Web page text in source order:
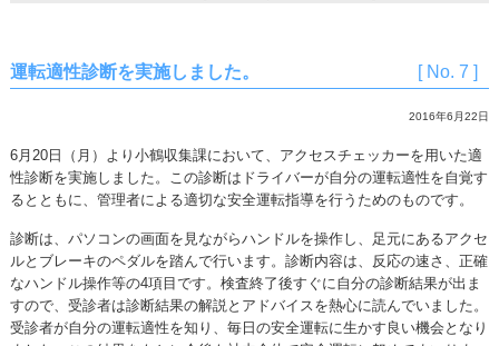
運転適性診断を実施しました。 [ No. 7 ]
2016年6月22日
6月20日（月）より小鶴収集課において、アクセスチェッカーを用いた適
性診断を実施しました。この診断はドライバーが自分の運転適性を自覚す
るとともに、管理者による適切な安全運転指導を行うためのものです。
診断は、パソコンの画面を見ながらハンドルを操作し、足元にあるアクセ
ルとブレーキのペダルを踏んで行います。診断内容は、反応の速さ、正確
なハンドル操作等の4項目です。検査終了後すぐに自分の診断結果が出ま
すので、受診者は診断結果の解説とアドバイスを熱心に読んでいました。
受診者が自分の運転適性を知り、毎日の安全運転に生かす良い機会となり